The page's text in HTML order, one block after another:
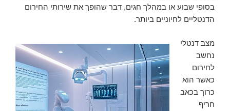
בסופי שבוע או במהלך חגים, דבר שהופך את שירותי החירום
הדנטליים לחיוניים ביותר.
מצב דנטלי
נחשב
לחירום
כאשר הוא
כרוך בכאב
חריף